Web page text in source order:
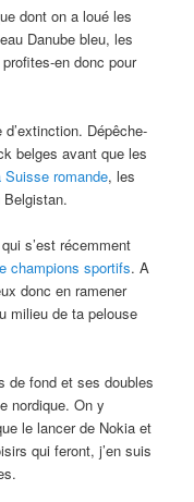
dont on a loué les
Danube bleu, les
en donc pour
Dépêche-
belges avant que les
Suisse romande, les
s’est récemment
champions sportifs. A
donc en ramener
milieu de ta pelouse
de fond et ses doubles
nordique. On y
le lancer de Nokia et
qui feront, j’en suis